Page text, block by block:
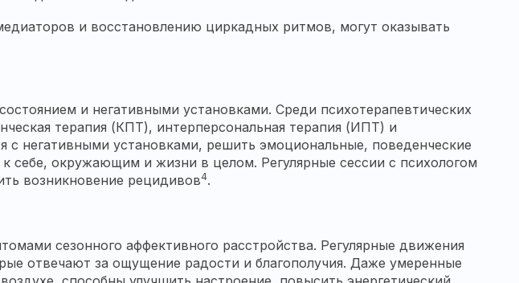
и восстановлению циркадных ритмов, могут оказывать
и негативными установками. Среди психотерапевтических
терапия (КПТ), интерперсональная терапия (ИПТ) и
негативными установками, решить эмоциональные, поведенческие
окружающим и жизни в целом. Регулярные сессии с психологом
возникновение рецидивов4.
сезонного аффективного расстройства. Регулярные движения
отвечают за ощущение радости и благополучия. Даже умеренные